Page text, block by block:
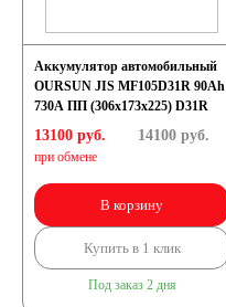
Аккумулятор автомобильный
OURSUN JIS MF105D31R 90Ah
730А ПП (306х173х225) D31R
13100 руб.
при обмене
14100руб.
В корзину
Купить в 1 клик
Под заказ 2 дня